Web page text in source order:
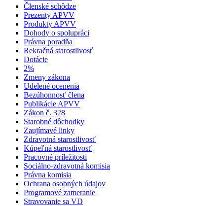
Členské schôdze
Prezenty APVV
Produkty APVV
Dohody o spolupráci
Právna poradňa
Rekračná starostlivosť
Dotácie
2%
Zmeny zákona
Udelené ocenenia
Bezúhonnosť člena
Publikácie APVV
Zákon č. 328
Starobné dôchodky
Zaujímavé linky
Zdravotná starostlivosť
Kúpeľná starostlivosť
Pracovné príležitosti
Sociálno-zdravotná komisia
Právna komisia
Ochrana osobných údajov
Programové zameranie
Stravovanie sa VD